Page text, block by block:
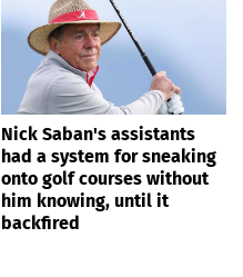
Nick Saban's assistants
had a system for sneaking
onto golf courses without
him knowing, until it
backfired